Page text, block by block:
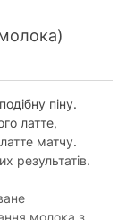
та холодного
піну.
латте,
матчу.
результатів.
молока з